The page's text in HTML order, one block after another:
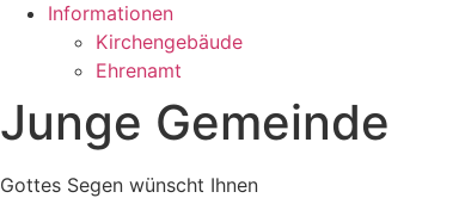
Informationen
Kirchengebäude
Ehrenamt
Junge Gemeinde
Gottes Segen wünscht Ihnen